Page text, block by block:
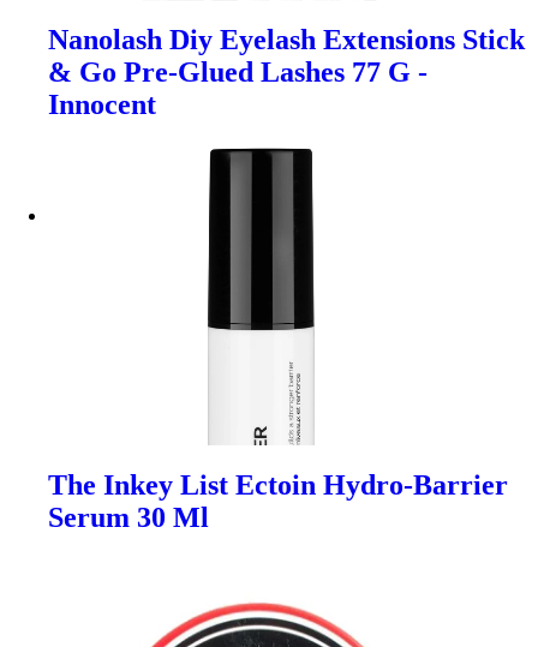
Nanolash Diy Eyelash Extensions Stick
& Go Pre-Glued Lashes 77 G -
Innocent
The Inkey List Ectoin Hydro-Barrier
Serum 30 Ml